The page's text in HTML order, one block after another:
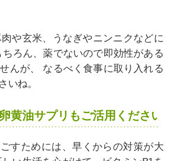
や玄米、うなぎやニンニクなどに
ちろん、薬でないので即効性がある
んが、
なるべく食事に取り入れる
いね。
黄油サプリもご活用ください！
すためには、早くからの対策が大